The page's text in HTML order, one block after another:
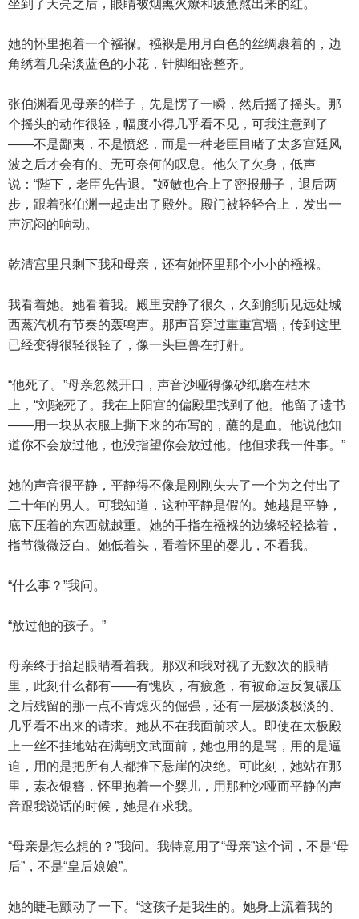
坐到了天亮之后，眼睛被烟熏火燎和疲惫熬出来的红。
她的怀里抱着一个襁褓。襁褓是用月白色的丝绸裹着的，边
角绣着几朵淡蓝色的小花，针脚细密整齐。
张伯渊看见母亲的样子，先是愣了一瞬，然后摇了摇头。那
个摇头的动作很轻，幅度小得几乎看不见，可我注意到了
——不是鄙夷，不是愤怒，而是一种老臣目睹了太多宫廷风
波之后才会有的、无可奈何的叹息。他欠了欠身，低声
说：“陛下，老臣先告退。”姬敏也合上了密报册子，退后两
步，跟着张伯渊一起走出了殿外。殿门被轻轻合上，发出一
声沉闷的响动。
乾清宫里只剩下我和母亲，还有她怀里那个小小的襁褓。
我看着她。她看着我。殿里安静了很久，久到能听见远处城
西蒸汽机有节奏的轰鸣声。那声音穿过重重宫墙，传到这里
已经变得很轻很轻了，像一头巨兽在打鼾。
“他死了。”母亲忽然开口，声音沙哑得像砂纸磨在枯木
上，“刘骁死了。我在上阳宫的偏殿里找到了他。他留了遗书
——用一块从衣服上撕下来的布写的，蘸的是血。他说他知
道你不会放过他，也没指望你会放过他。他但求我一件事。”
她的声音很平静，平静得不像是刚刚失去了一个为之付出了
二十年的男人。可我知道，这种平静是假的。她越是平静，
底下压着的东西就越重。她的手指在襁褓的边缘轻轻捻着，
指节微微泛白。她低着头，看着怀里的婴儿，不看我。
“什么事？”我问。
“放过他的孩子。”
母亲终于抬起眼睛看着我。那双和我对视了无数次的眼睛
里，此刻什么都有——有愧疚，有疲惫，有被命运反复碾压
之后残留的那一点不肯熄灭的倔强，还有一层极淡极淡的、
几乎看不出来的请求。她从不在我面前求人。即使在太极殿
上一丝不挂地站在满朝文武面前，她也用的是骂，用的是逼
迫，用的是把所有人都推下悬崖的决绝。可此刻，她站在那
里，素衣银簪，怀里抱着一个婴儿，用那种沙哑而平静的声
音跟我说话的时候，她是在求我。
“母亲是怎么想的？”我问。我特意用了“母亲”这个词，不是“母
后”，不是“皇后娘娘”。
她的睫毛颤动了一下。“这孩子是我生的。她身上流着我的